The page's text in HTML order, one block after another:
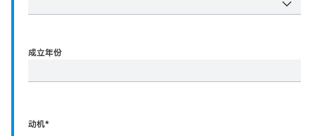
成立年份
动机*